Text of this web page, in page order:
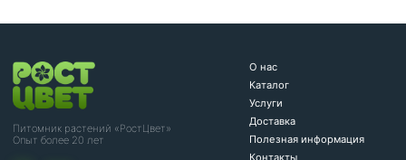
Питомник растений «РостЦвет»
Опыт более 20 лет
О нас
Каталог
Услуги
Доставка
Полезная информация
Контакты